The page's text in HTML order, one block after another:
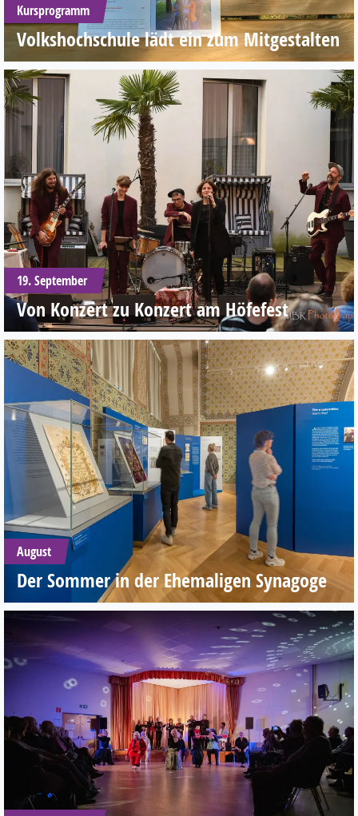
Kursprogramm
Volkshochschule lädt ein zum Mitgestalten
19. September
Von Konzert zu Konzert am Höfefest
August
Der Sommer in der Ehemaligen Synagoge